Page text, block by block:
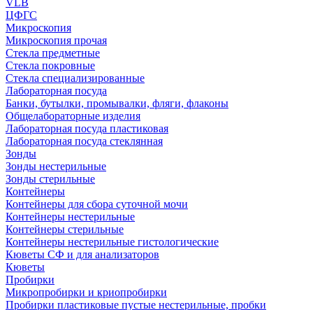
VLB
ЦФГС
Микроскопия
Микроскопия прочая
Стекла предметные
Стекла покровные
Стекла специализированные
Лабораторная посуда
Банки, бутылки, промывалки, фляги, флаконы
Общелабораторные изделия
Лабораторная посуда пластиковая
Лабораторная посуда стеклянная
Зонды
Зонды нестерильные
Зонды стерильные
Контейнеры
Контейнеры для сбора суточной мочи
Контейнеры нестерильные
Контейнеры стерильные
Контейнеры нестерильные гистологические
Кюветы СФ и для анализаторов
Кюветы
Пробирки
Микропробирки и криопробирки
Пробирки пластиковые пустые нестерильные, пробки